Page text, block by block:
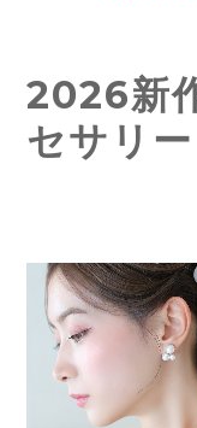
2026新
セサリー